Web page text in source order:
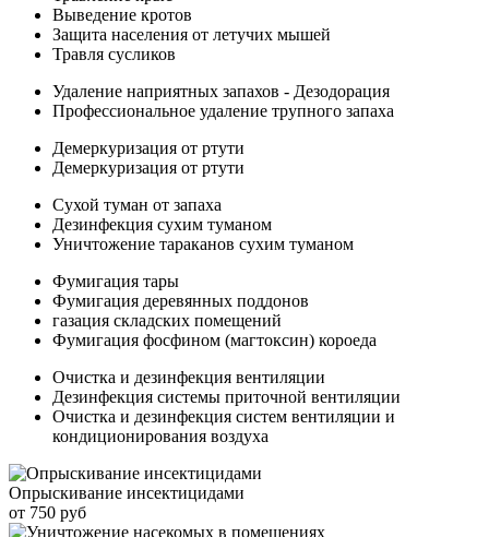
Выведение кротов
Защита населения от летучих мышей
Травля сусликов
Удаление наприятных запахов - Дезодорация
Профессиональное удаление трупного запаха
Демеркуризация от ртути
Демеркуризация от ртути
Сухой туман от запаха
Дезинфекция сухим туманом
Уничтожение тараканов сухим туманом
Фумигация тары
Фумигация деревянных поддонов
газация складских помещений
Фумигация фосфином (магтоксин) короеда
Очистка и дезинфекция вентиляции
Дезинфекция системы приточной вентиляции
Очистка и дезинфекция систем вентиляции и
кондиционирования воздуха
Опрыскивание инсектицидами
от 750 руб